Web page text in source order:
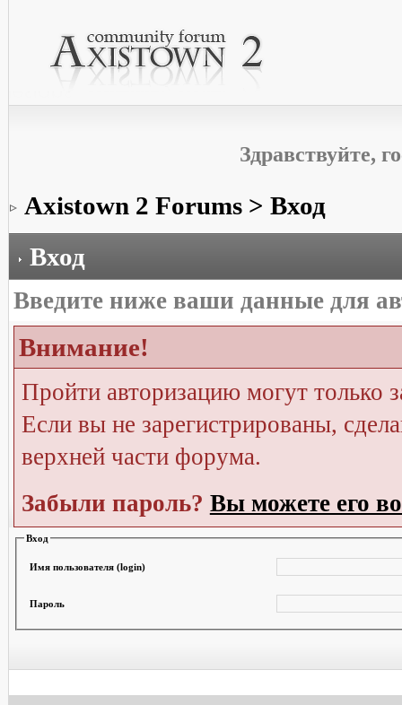
Здравствуйте,
Axistown 2 Forums> Вход
Вход
Введите ниже ваши данные для
Внимание!
Пройти авторизацию могут только
Если вы не зарегистрированы,
верхней части форума.
Забыли пароль? Вы можете его
Вход
Имя пользователя (login)
Пароль